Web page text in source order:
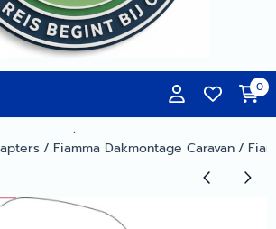
0
.
/ Fiamma Dakmontage Caravan/